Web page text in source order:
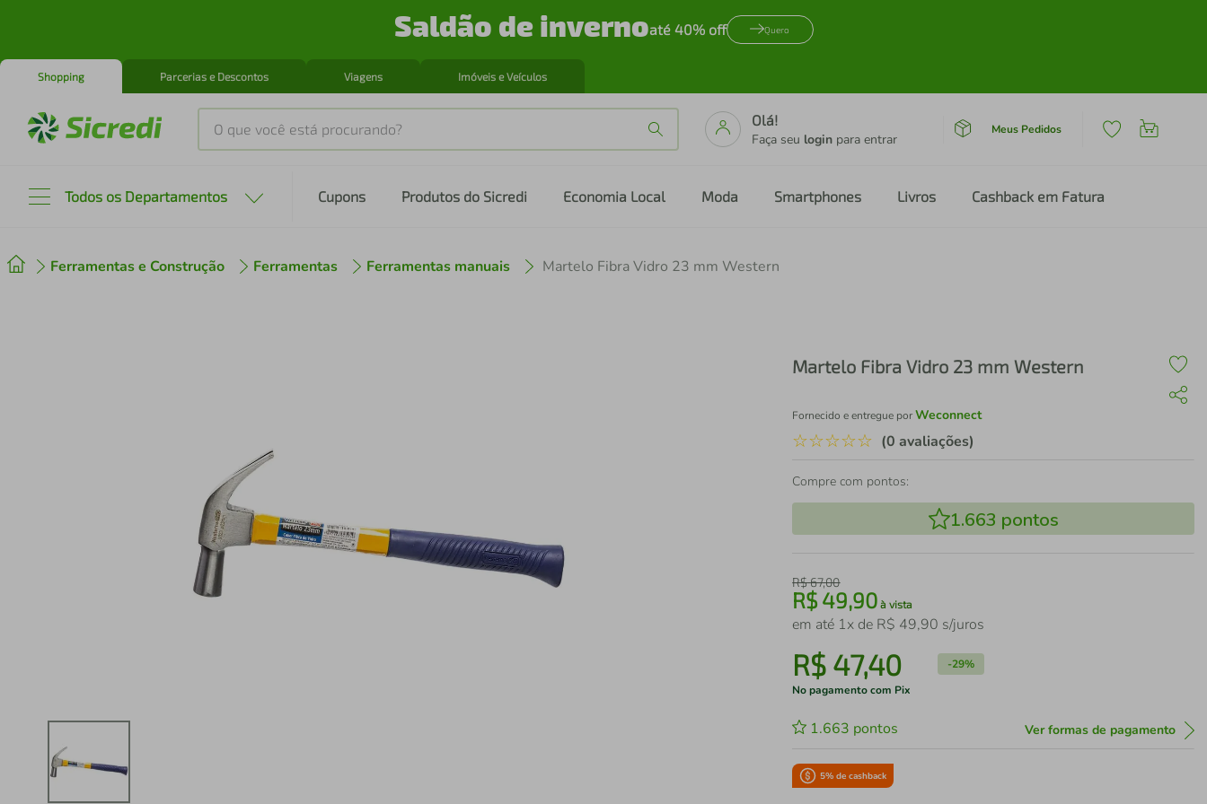
Saldão de invernoaté 40% off Quero
Shopping Parcerias e Descontos Viagens Imóveis e Veículos
O que você está procurando?
Olá!
Faça seu login para entrar
Meus Pedidos
Todos os Departamentos Cupons Produtos do Sicredi Economia Local Moda Smartphones Livros Cashback em Fatura
Ferramentas e Construção Ferramentas Ferramentas manuais Martelo Fibra Vidro 23 mm Western
Martelo Fibra Vidro 23 mm Western
Fornecido e entregue porWeconnect
☆☆☆☆☆ (0 avaliações)
Compre com pontos:
1.663 pontos
R$67,00
R$49,90 à vista
em até 1x de R$ 49,90 s/juros
R$ 47,40 -29%
No pagamento com Pix
1.663 pontos Ver formas de pagamento
5% de cashback
2º cafeteira